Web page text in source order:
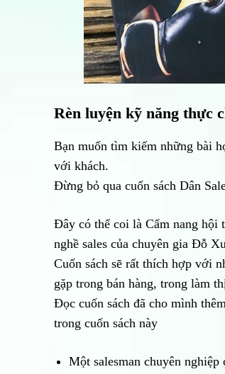
Rèn luyện kỹ năng thực
Bạn muốn tìm kiếm những bài
với khách.
Đừng bỏ qua cuốn sách Dân
Đây có thể coi là Cẩm nang hội
nghề sales của chuyên gia Đỗ
Cuốn sách sẽ rất thích hợp với
gặp trong bán hàng, trong làm
Đọc cuốn sách đã cho mình
trong cuốn sách này
Một salesman chuyên nghiệp